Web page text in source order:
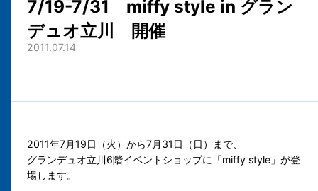
7/19-7/31 miffy style in グラン
デュオ立川 開催
2011.07.14
2011年7月19日（火）から7月31日（日）まで、
グランデュオ立川6階イベントショップに「miffy style」が登
場します。